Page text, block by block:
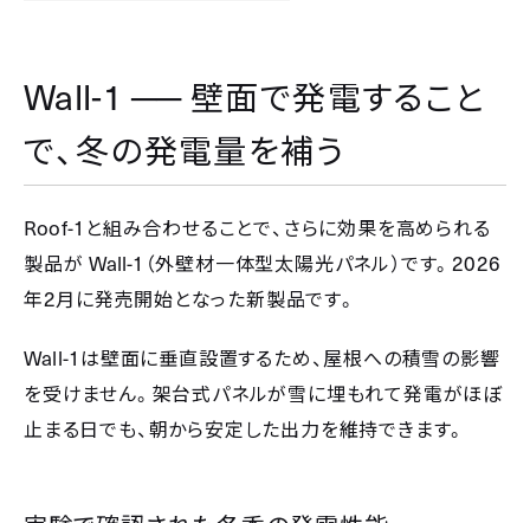
Wall-1 ── 壁面で発電すること
で、冬の発電量を補う
Roof-1 と組み合わせることで、さらに効果を高められる
製品が Wall-1 （外壁材一体型太陽光パネル）です。2026
年2月に発売開始となった新製品です。
Wall-1 は壁面に垂直設置するため、屋根への積雪の影響
を受けません。架台式パネルが雪に埋もれて発電がほぼ
止まる日でも、朝から安定した出力を維持できます。